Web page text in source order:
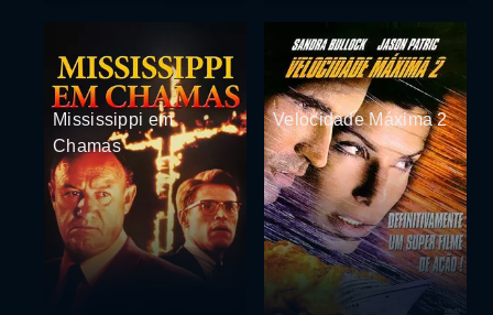
Mississippi em
Chamas
Velocidade Máxima 2